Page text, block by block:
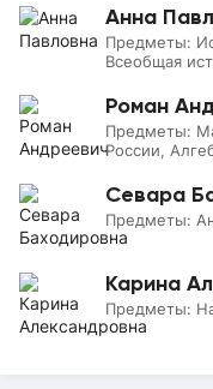
Анна
Предметы:
Всеобщая
Роман
Предметы:
России,
Севара
Предметы:
Карина
Предметы: